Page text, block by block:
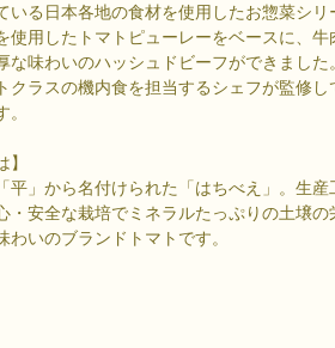
いる日本各地の食材を使用したお惣菜シリ
使用したトマトピューレーをベースに、牛
な味わいのハッシュドビーフができました。
クラスの機内食を担当するシェフが監修し
平」から名付けられた「はちべえ」。生産
・安全な栽培でミネラルたっぷりの土壌の
わいのブランドトマトです。